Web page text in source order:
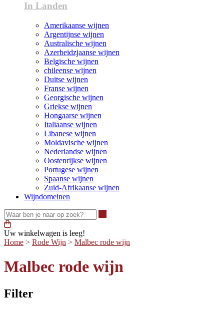
In Landen
Amerikaanse wijnen
Argentijnse wijnen
Australische wijnen
Azerbeidzjaanse wijnen
Belgische wijnen
chileense wijnen
Duitse wijnen
Franse wijnen
Georgische wijnen
Griekse wijnen
Hongaarse wijnen
Italiaanse wijnen
Libanese wijnen
Moldavische wijnen
Nederlandse wijnen
Oostenrijkse wijnen
Portugese wijnen
Spaanse wijnen
Zuid-Afrikaanse wijnen
Wijndomeinen
Uw winkelwagen is leeg!
Home > Rode Wijn > Malbec rode wijn
Malbec rode wijn
Filter